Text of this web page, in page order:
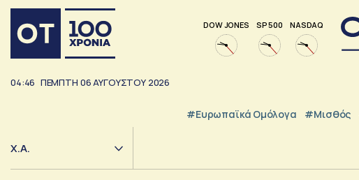
DOW JONES SP 500 NASDAQ
04:46 ΠΕΜΠΤΗ 06ΑΥΓΟΥΣΤΟΥ 2026
#Ευρωπαϊκά Ομόλογα #Μισθός
Χ.Α.